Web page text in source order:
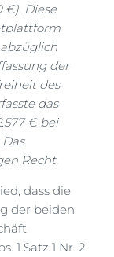
€). Diese
der
des
das
€ bei
Recht.
dass die
der beiden
1 Satz 1 Nr. 2